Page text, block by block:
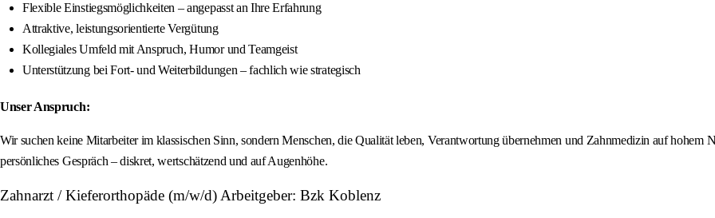
Flexible Einstiegsmöglichkeiten – angepasst an Ihre Erfahrung
Attraktive, leistungsorientierte Vergütung
Kollegiales Umfeld mit Anspruch, Humor und Teamgeist
Unterstützung bei Fort- und Weiterbildungen – fachlich wie strategisch
Unser Anspruch:
Wir suchen keine Mitarbeiter im klassischen Sinn, sondern Menschen, die Qualität leben, Verantwortung übernehmen und Zahnmedizin auf
persönliches Gespräch – diskret, wertschätzend und auf Augenhöhe.
Zahnarzt / Kieferorthopäde (m/w/d) Arbeitgeber: Bzk Koblenz